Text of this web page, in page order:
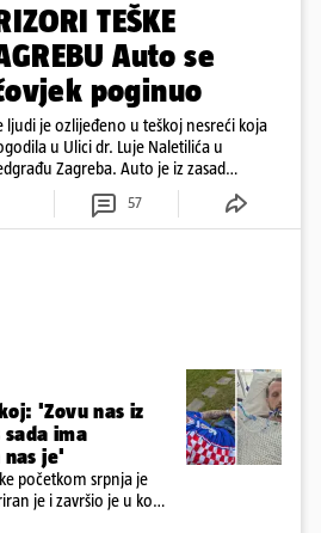
TEŠKE
Auto se
poginuo
ljudi je ozlijeđeno u teškoj nesreći koja
u Ulici dr. Luje Naletilića u
Zagreba. Auto je iz zasad
kolnika, a od siline udara vozilo se
57
'Zovu nas iz
ima
je'
početkom srpnja je
je i završio je u komi.